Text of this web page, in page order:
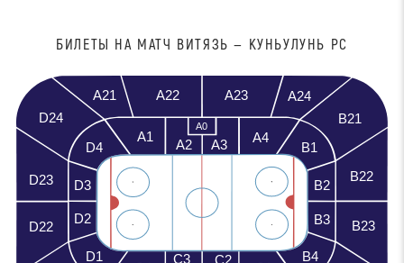
БИЛЕТЫ НА МАТЧ ВИТЯЗЬ — КУНЬУЛУНЬ РС
A1
A2 A3
A4
B1
B2
B3
B4
C2
C3
D1
D2
D3
D4
A0
A21 A22 A23
A24
B21
B22
B23
D22
D23
D24